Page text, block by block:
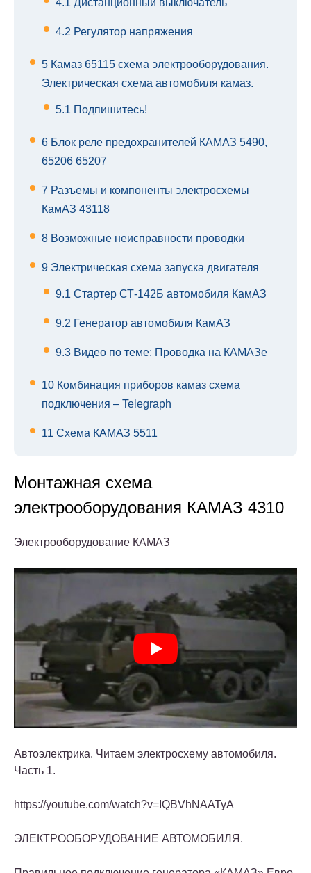
4.1 Дистанционный выключатель
4.2 Регулятор напряжения
5 Камаз 65115 схема электрооборудования.
Электрическая схема автомобиля камаз.
5.1 Подпишитесь!
6 Блок реле предохранителей КАМАЗ 5490,
65206 65207
7 Разъемы и компоненты электросхемы
КамАЗ 43118
8 Возможные неисправности проводки
9 Электрическая схема запуска двигателя
9.1 Стартер СТ-142Б автомобиля КамАЗ
9.2 Генератор автомобиля КамАЗ
9.3 Видео по теме: Проводка на КАМАЗе
10 Комбинация приборов камаз схема
подключения – Telegraph
11 Схема КАМАЗ 5511
Монтажная схема
электрооборудования КАМАЗ 4310
Электрооборудование КАМАЗ
Автоэлектрика. Читаем электросхему автомобиля.
Часть 1.
https://youtube.com/watch?v=IQBVhNAATyA
ЭЛЕКТРООБОРУДОВАНИЕ АВТОМОБИЛЯ.